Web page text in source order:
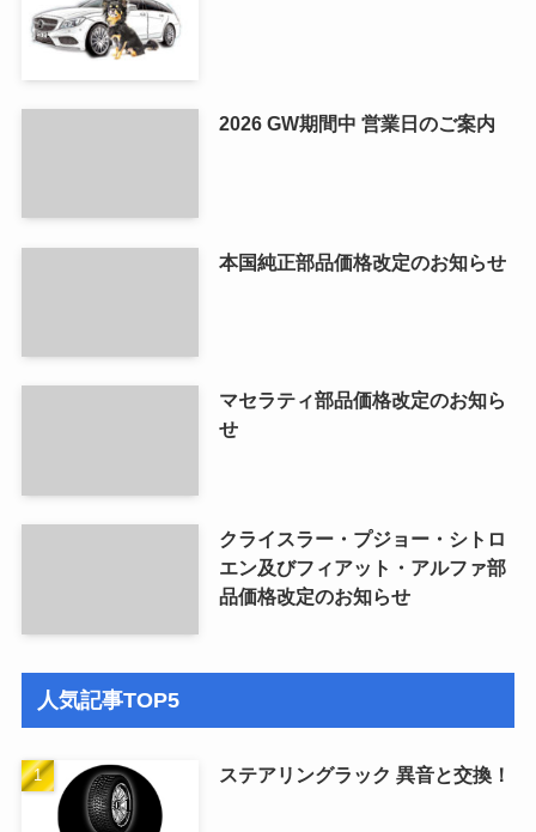
2026 GW期間中 営業日のご案内
本国純正部品価格改定のお知らせ
マセラティ部品価格改定のお知ら
せ
クライスラー・プジョー・シトロ
エン及びフィアット・アルファ部
品価格改定のお知らせ
人気記事TOP5
ステアリングラック 異音と交換！